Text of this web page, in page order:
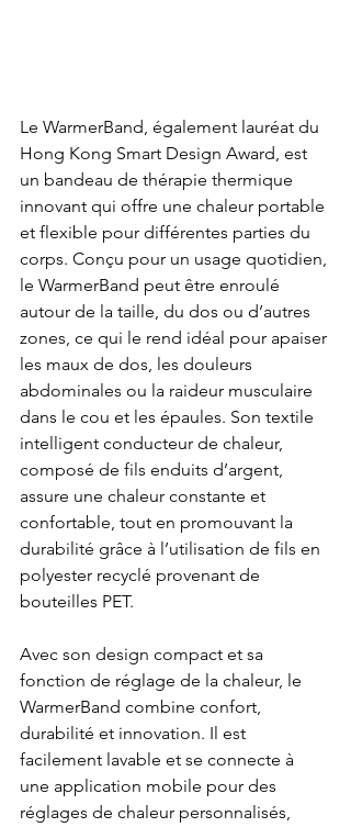
Le WarmerBand, également lauréat du
Hong Kong Smart Design Award, est
un bandeau de thérapie thermique
innovant qui offre une chaleur portable
et flexible pour différentes parties du
corps. Conçu pour un usage quotidien,
le WarmerBand peut être enroulé
autour de la taille, du dos ou d’autres
zones, ce qui le rend idéal pour apaiser
les maux de dos, les douleurs
abdominales ou la raideur musculaire
dans le cou et les épaules. Son textile
intelligent conducteur de chaleur,
composé de fils enduits d’argent,
assure une chaleur constante et
confortable, tout en promouvant la
durabilité grâce à l’utilisation de fils en
polyester recyclé provenant de
bouteilles PET.
Avec son design compact et sa
fonction de réglage de la chaleur, le
WarmerBand combine confort,
durabilité et innovation. Il est
facilement lavable et se connecte à
une application mobile pour des
réglages de chaleur personnalisés,